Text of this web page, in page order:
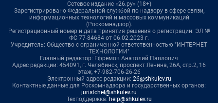
Сетевое издание «26.ру» (18+)
Зарегистрировано Федеральной службой по надзору в сфере связи,
информационных технологий и массовых коммуникаций
(Роскомнадзор).
Регистрационный номер и дата принятия решения о регистрации: ЭЛ №
ФС 77-84684 от 06.02.2023 г.
Учредитель: Общество с ограниченной ответственностью "ИНТЕРНЕТ
ТЕХНОЛОГИИ"
Главный редактор: Ефремов Анатолий Павлович
Адрес редакции: 454091, г. Челябинск, проспект Ленина, 26А, стр.2, 16
этаж, +7-982-706-26-26
Электронный адрес редакции: 26@shkulev.ru
Контактные данные для Роскомнадзора и государственных органов:
juristchel@shkulev.ru
Техподдержка: help@shkulev.ru